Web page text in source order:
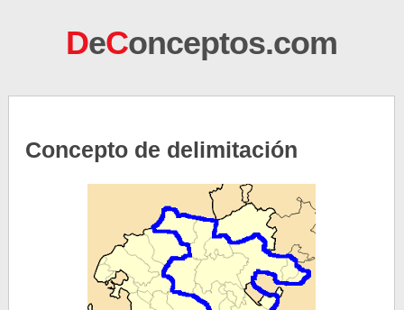
DeConceptos.com
Concepto de delimitación